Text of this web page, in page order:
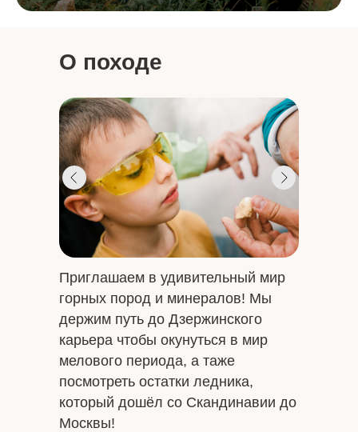
Приглашаем в удивительный мир
горных пород и минералов! Мы
держим путь до Дзержинского
карьера чтобы окунуться в мир
мелового периода, а таже
посмотреть остатки ледника,
который дошёл со Скандинавии до
Москвы!
О походе